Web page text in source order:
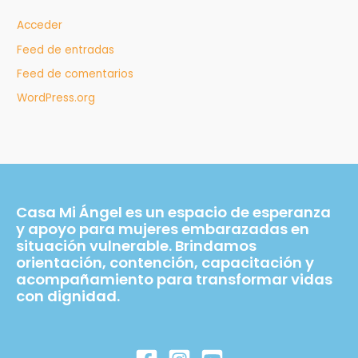
Acceder
Feed de entradas
Feed de comentarios
WordPress.org
Casa Mi Ángel es un espacio de esperanza
y apoyo para mujeres embarazadas en
situación vulnerable. Brindamos
orientación, contención, capacitación y
acompañamiento para transformar vidas
con dignidad.